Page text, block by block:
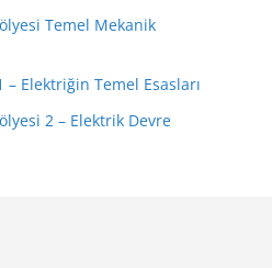
Temel Mekanik
– Elektriğin Temel Esasları
2 – Elektrik Devre